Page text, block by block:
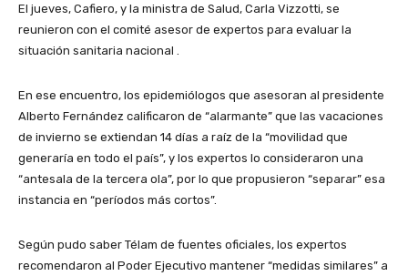
El jueves, Cafiero, y la ministra de Salud, Carla Vizzotti, se
reunieron con el comité asesor de expertos para evaluar la
situación sanitaria nacional .
En ese encuentro, los epidemiólogos que asesoran al presidente
Alberto Fernández calificaron de “alarmante” que las vacaciones
de invierno se extiendan 14 días a raíz de la “movilidad que
generaría en todo el país”, y los expertos lo consideraron una
“antesala de la tercera ola”, por lo que propusieron “separar” esa
instancia en “períodos más cortos”.
Según pudo saber Télam de fuentes oficiales, los expertos
recomendaron al Poder Ejecutivo mantener “medidas similares” a